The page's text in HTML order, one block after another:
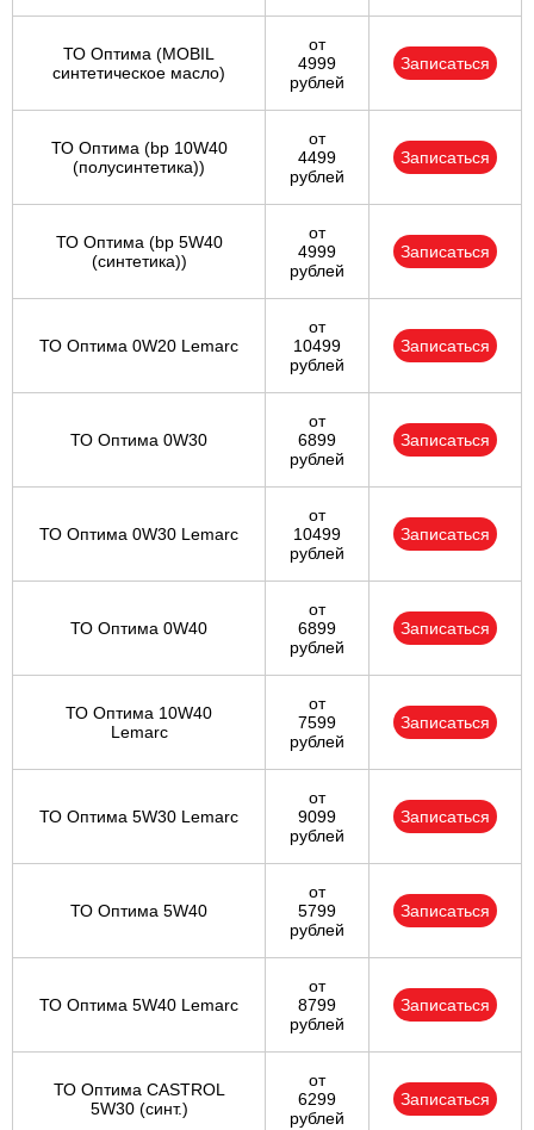
ТО Оптима (MOBIL
синтетическое масло)
от
4999
рублей
Записаться
ТО Оптима (bp 10W40
(полусинтетика))
от
4499
рублей
Записаться
ТО Оптима (bp 5W40
(синтетика))
от
4999
рублей
Записаться
ТО Оптима 0W20 Lemarc
от
10499
рублей
Записаться
ТО Оптима 0W30
от
6899
рублей
Записаться
ТО Оптима 0W30 Lemarc
от
10499
рублей
Записаться
ТО Оптима 0W40
от
6899
рублей
Записаться
ТО Оптима 10W40
Lemarc
от
7599
рублей
Записаться
ТО Оптима 5W30 Lemarc
от
9099
рублей
Записаться
ТО Оптима 5W40
от
5799
рублей
Записаться
ТО Оптима 5W40 Lemarc
от
8799
рублей
Записаться
ТО Оптима CASTROL
5W30 (синт.)
от
6299
рублей
Записаться